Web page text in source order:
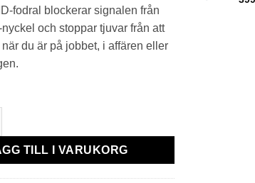
fodral blockerar signalen från
och stoppar tjuvar från att
du är på jobbet, i affären eller
Bilnyckel - Signalblockerande Påse mängd
TILL I VARUKORG